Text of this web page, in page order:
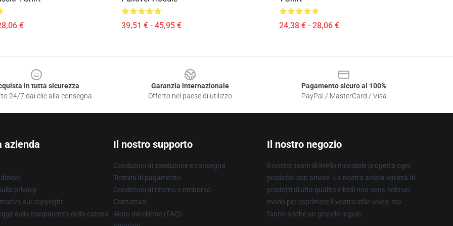
€ 39,51 € - 45,95 € 24,38 € - 28,06 €
in tutta sicurezza
24/7 dai clic alla consegna
Garanzia internazionale
Offerto nel paese di utilizzo
Pagamento sicuro al 100%
PayPal / MasterCard / Visa
azienda
privacy
sul copyright
sulla trasparenza della catena
Il nostro supporto
Condizioni di spedizione e consegna
Termini di pagamento
Condizioni di ritorno e rimborso
Contattaci
Aiuto del cliente (FAQ)
Il nostro negozio
Il nostro team di livello mondiale progetta ogni
prodotto con amore. La nostra ampia varietà di
prodotti di alta qualità e belli non sono solo un
modo per esprimere il vostro stile unico, ma
fanno anche un grande regalo.